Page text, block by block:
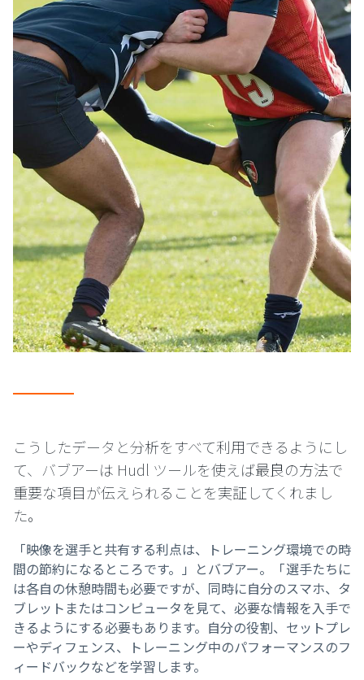
こうしたデータと分析をすべて利用できるようにし
て、バブアーは Hudl ツールを使えば最良の方法で
重要な項目が伝えられることを実証してくれまし
た。
「映像を選手と共有する利点は、トレーニング環境での時
間の節約になるところです。」とバブアー。「選手たちに
は各自の休憩時間も必要ですが、同時に自分のスマホ、タ
ブレットまたはコンピュータを見て、必要な情報を入手で
きるようにする必要もあります。自分の役割、セットプレ
ーやディフェンス、トレーニング中のパフォーマンスのフ
ィードバックなどを学習します。